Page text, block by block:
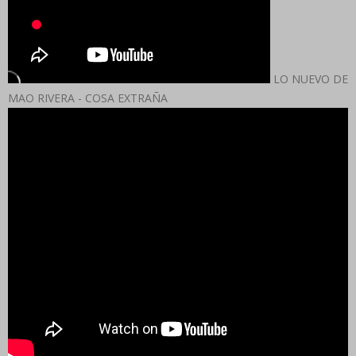
LO NUEVO DE
MAO RIVERA - COSA EXTRAÑA